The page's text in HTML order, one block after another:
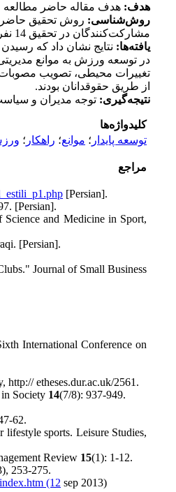
هدف: هدف مقاله حاضر مطالعه
روش‌شناسی: روش تحقیق حاضر
مشارکت‌کنندگان در تحقیق 14 نفر بود. استراتژی نمونه‌­گیری موارد حاد بود که در این رابطه از تحلیل محتوای مصاحبه­‌ها استفاده شد.
یافته‌ها: نتایج نشان داد که
در توسعه ورزش به موانع
تغییرات محیطی، تصویب
از طریق حقوق­دانان بودند.
نتیجه‌گیری: توجه مدیران و
کلیدواژه‌ها
توسعه پایدار ؛ موانع؛ راهکار ؛
مراجع
[Persian].
[Persian].
and Medicine in Sport,
[Persian].
Journal of Small Business
International Conference on
etheses.dur.ac.uk/2561.
Society 14(7/8): 937-949.
62.
sports. Leisure Studies,
Review 15(1): 1-12.
253-275.
(12 sep 2013)